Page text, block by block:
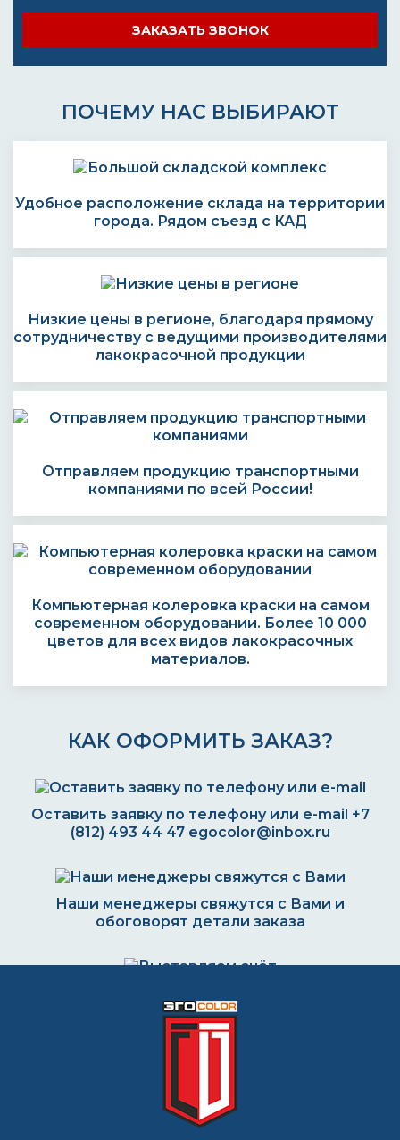
ЗАКАЗАТЬ ЗВОНОК
ПОЧЕМУ НАС ВЫБИРАЮТ
Удобное расположение склада на территории
города. Рядом съезд с КАД
Низкие цены в регионе, благодаря прямому
сотрудничеству с ведущими производителями
лакокрасочной продукции
Отправляем продукцию транспортными
компаниями по всей России!
Компьютерная колеровка краски на самом
современном оборудовании. Более 10 000
цветов для всех видов лакокрасочных
материалов.
КАК ОФОРМИТЬ ЗАКАЗ?
Оставить заявку по телефону или e-mail +7
(812) 493 44 47 egocolor@inbox.ru
Наши менеджеры свяжутся с Вами и
обоговорят детали заказа
или наличными
компанией